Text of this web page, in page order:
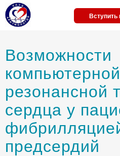
Вступить
Возможности
резонансной
сердца у
предсердий